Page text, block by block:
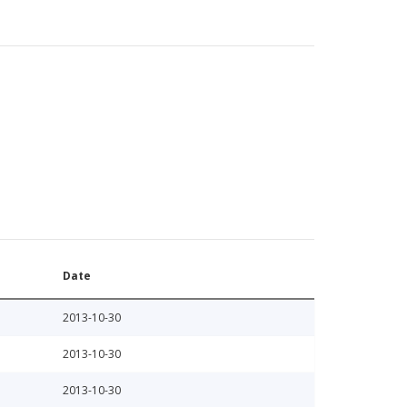
Date
2013-10-30
2013-10-30
2013-10-30